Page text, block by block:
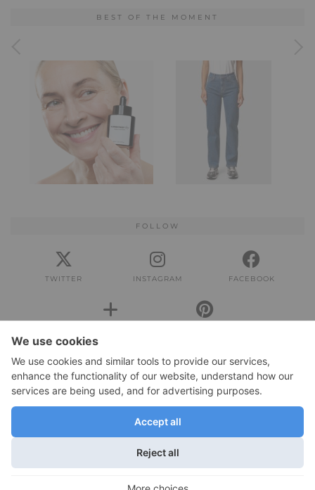
BEST OF THE MOMENT
FOLLOW
TWITTER INSTAGRAM FACEBOOK
IMPRESSUM
Impressum
Datenschutzerklärung